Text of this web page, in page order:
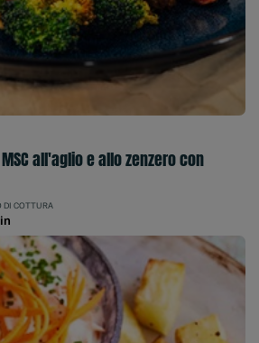
all'aglio e allo zenzero con
DI COTTURA